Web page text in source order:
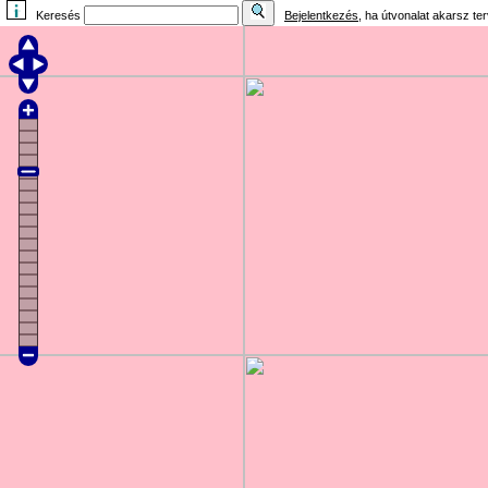
Keresés Bejelentkezés , ha útvonalat akarsz